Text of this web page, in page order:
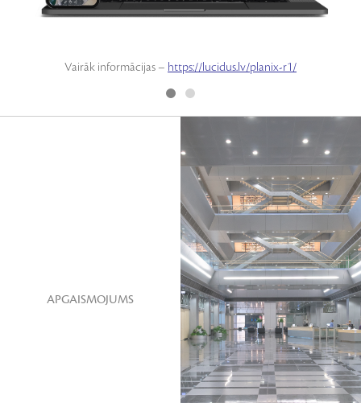
Vairāk informācijas – https://lucidus.lv/planix-r1/
APGAISMOJUMS SKATĪT VAIRĀK